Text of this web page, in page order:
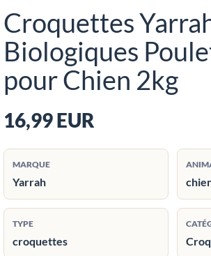
Croquettes
Biologiques
pour Chien 2kg
16,99 EUR
MARQUE
Yarrah
TYPE
croquettes